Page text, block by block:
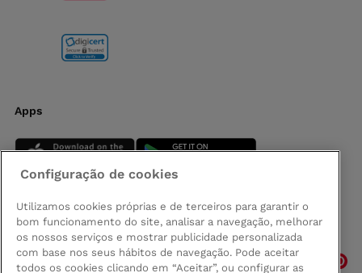
Apps
Siga-nos
Configuração de cookies
Utilizamos cookies próprias e de terceiros para garantir o
bom funcionamento do site, analisar a navegação, melhorar
os nossos serviços e mostrar publicidade personalizada
com base nos seus hábitos de navegação. Pode aceitar
todos os cookies clicando em “Aceitar”, ou configurar as